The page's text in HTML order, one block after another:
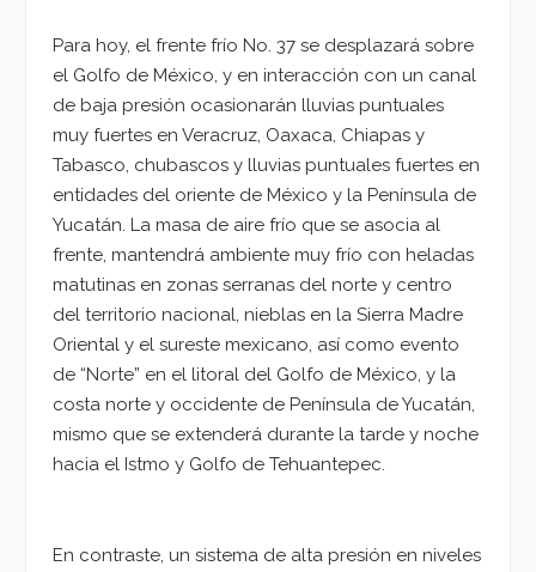
Para hoy, el frente frío No. 37 se desplazará sobre
el Golfo de México, y en interacción con un canal
de baja presión ocasionarán lluvias puntuales
muy fuertes en Veracruz, Oaxaca, Chiapas y
Tabasco, chubascos y lluvias puntuales fuertes en
entidades del oriente de México y la Península de
Yucatán. La masa de aire frío que se asocia al
frente, mantendrá ambiente muy frío con heladas
matutinas en zonas serranas del norte y centro
del territorio nacional, nieblas en la Sierra Madre
Oriental y el sureste mexicano, así como evento
de “Norte” en el litoral del Golfo de México, y la
costa norte y occidente de Península de Yucatán,
mismo que se extenderá durante la tarde y noche
hacia el Istmo y Golfo de Tehuantepec.
En contraste, un sistema de alta presión en niveles